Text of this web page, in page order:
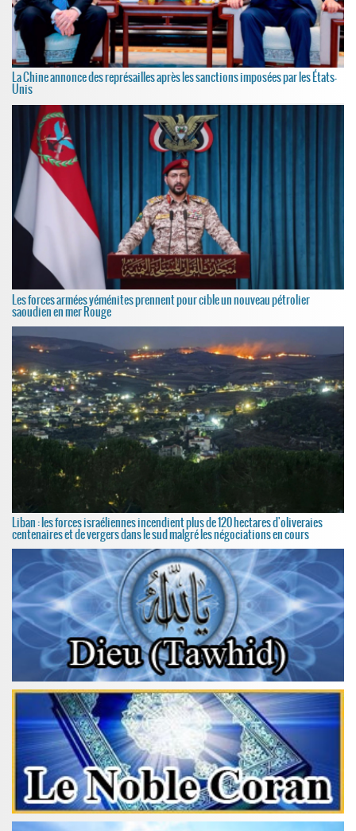
La Chine annonce des représailles après les sanctions imposées par les États-
Unis
Les forces armées yéménites prennent pour cible un nouveau pétrolier
saoudien en mer Rouge
Liban : les forces israéliennes incendient plus de 120 hectares d'oliveraies
centenaires et de vergers dans le sud malgré les négociations en cours